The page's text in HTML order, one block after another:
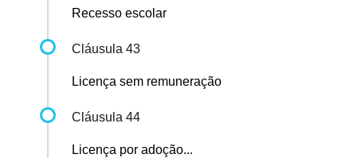
Recesso escolar
Cláusula 43
Licença sem remuneração
Cláusula 44
Licença por adoção...